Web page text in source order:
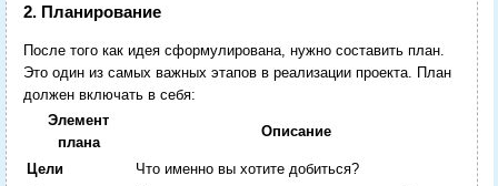
2. Планирование
После того как идея сформулирована, нужно составить план.
Это один из самых важных этапов в реализации проекта. План
должен включать в себя:
Элемент
плана
Описание
Цели
Что именно вы хотите добиться?